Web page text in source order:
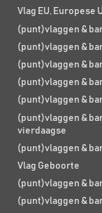
Vlag EU, Europese
(punt)vlaggen &
(punt)vlaggen &
(punt)vlaggen &
(punt)vlaggen &
(punt)vlaggen &
(punt)vlaggen &
vierdaagse
(punt)vlaggen &
Vlag Geboorte
(punt)vlaggen &
(punt)vlaggen &